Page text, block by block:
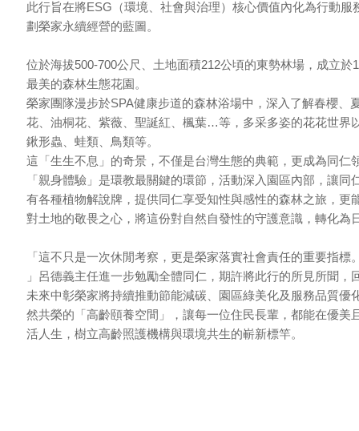
此行旨在將ESG（環境、社會與治理）核心價值內化為行動
劃榮家永續經營的藍圖。
位於海拔500-700公尺、土地面積212公頃的東勢林場，成立
最美的森林生態花園。
榮家團隊漫步於SPA健康步道的森林浴場中，深入了解春櫻、
花、油桐花、紫薇、聖誕紅、楓葉…等，多采多姿的花花世界
鍬形蟲、蛙類、鳥類等。
這「生生不息」的奇景，不僅是台灣生態的典範，更成為同仁
「親身體驗」是環教最關鍵的環節，活動深入園區內部，讓
有各種植物解說牌，提供同仁享受知性與感性的森林之旅，更
對土地的敬畏之心，將這份對自然自發性的守護意識，轉化為
「這不只是一次休閒考察，更是榮家落實社會責任的重要指標
」呂德義主任進一步勉勵全體同仁，期許將此行的所見所聞，
未來中彰榮家將持續推動節能減碳、園區綠美化及服務品質優
然共榮的「高齡頤養空間」，讓每一位住民長輩，都能在優美
活人生，樹立高齡照護機構與環境共生的嶄新標竿。